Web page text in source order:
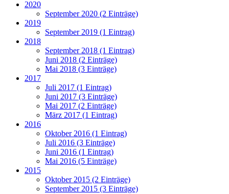
2020
September 2020 (2 Einträge)
2019
September 2019 (1 Eintrag)
2018
September 2018 (1 Eintrag)
Juni 2018 (2 Einträge)
Mai 2018 (3 Einträge)
2017
Juli 2017 (1 Eintrag)
Juni 2017 (3 Einträge)
Mai 2017 (2 Einträge)
März 2017 (1 Eintrag)
2016
Oktober 2016 (1 Eintrag)
Juli 2016 (3 Einträge)
Juni 2016 (1 Eintrag)
Mai 2016 (5 Einträge)
2015
Oktober 2015 (2 Einträge)
September 2015 (3 Einträge)